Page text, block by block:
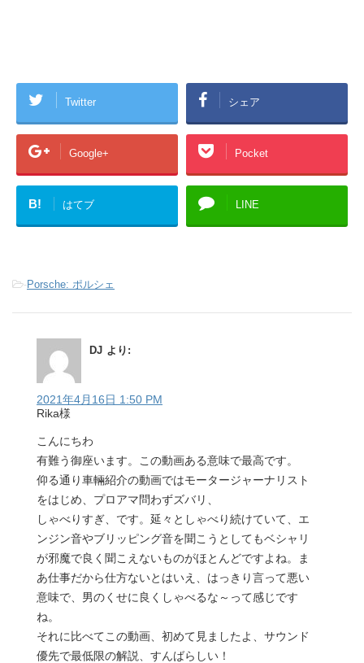
Twitter シェア
Google+ Pocket
B! はてブ LINE
-Porsche: ポルシェ
DJ より:
2021年4月16日 1:50 PM
Rika様
こんにちわ
有難う御座います。この動画ある意味で最高です。
仰る通り車輛紹介の動画ではモータージャーナリスト
をはじめ、プロアマ問わずズバリ、
しゃべりすぎ、です。延々としゃべり続けていて、エ
ンジン音やブリッピング音を聞こうとしてもベシャリ
が邪魔で良く聞こえないものがほとんどですよね。ま
あ仕事だから仕方ないとはいえ、はっきり言って悪い
意味で、男のくせに良くしゃべるな～って感じです
ね。
それに比べてこの動画、初めて見ましたよ、サウンド
優先で最低限の解説、すんばらしい！